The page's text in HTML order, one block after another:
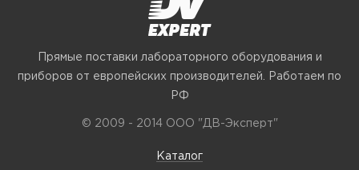
Прямые поставки лабораторного оборудования и
приборов от европейских производителей. Работаем по
РФ
© 2009 - 2014 ООО "ДВ-Эксперт"
Каталог